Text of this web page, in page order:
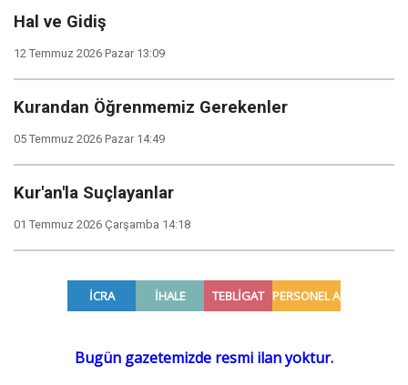
Hal ve Gidiş
12 Temmuz 2026 Pazar 13:09
Kurandan Öğrenmemiz Gerekenler
05 Temmuz 2026 Pazar 14:49
Kur'an'la Suçlayanlar
01 Temmuz 2026 Çarşamba 14:18